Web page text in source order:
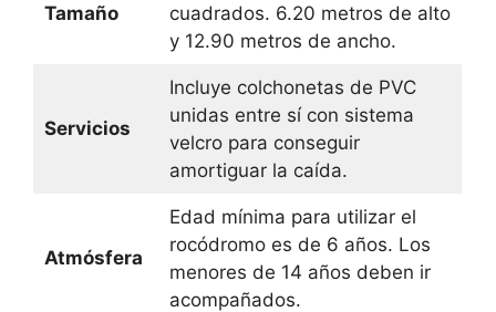
Tamaño
cuadrados. 6.20 metros de alto
y 12.90 metros de ancho.
Servicios
Incluye colchonetas de PVC
unidas entre sí con sistema
velcro para conseguir
amortiguar la caída.
Atmósfera
Edad mínima para utilizar el
rocódromo es de 6 años. Los
menores de 14 años deben ir
acompañados.